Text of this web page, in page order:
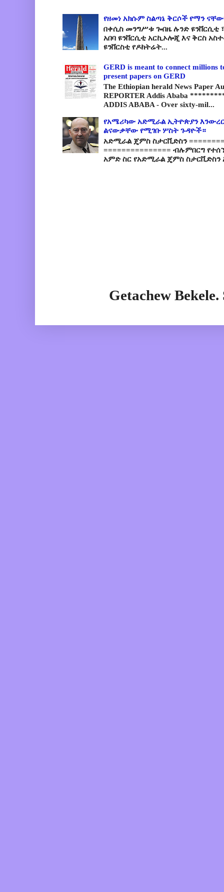
የዘመነ አክሱም ስልጣኔ ቅርሶች የማን
በቀሲስ መንግሥቱ ጐበዜ ሉንድ ዩንቨርሲቲ
አበባ ዩንቨርሲቲ አርኪኦሎጂ እና ቅርስ
ዩንቨርስቲ የዶክትሬት...
GERD is meant to connect millions
present papers on GERD
The Ethiopian herald News Paper
REPORTER Addis Ababa
ADDIS ABABA - Over sixty-mil...
የአሜሪካው አድሚራል ኢትዮጵያን
ልናውቃቸው የሚገቡ ሦስት ጉዳዮች።
አድሚራል ጄምስ ስታርቪድስን
=============== ብሉምበርግ
አምድ ስር የአድሚራል ጄምስ ስታርቪድስን
Getachew